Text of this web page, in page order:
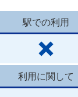
駅での利用
利用に関して